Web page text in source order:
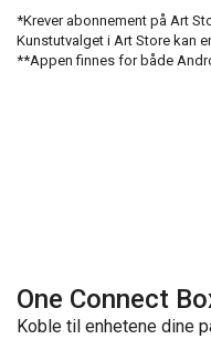
*Krever abonnement på Art
Kunstutvalget i Art Store kan
**Appen finnes for både
One Connect
Koble til enhetene dine